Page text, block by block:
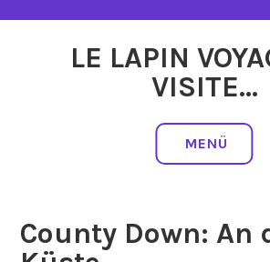
LE LAPIN
VISITE…
MENÜ
County Down: An